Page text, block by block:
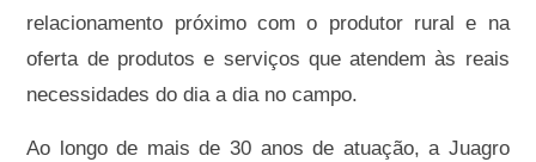
relacionamento próximo com o produtor rural e na
oferta de produtos e serviços que atendem às reais
necessidades do dia a dia no campo.
Ao longo de mais de 30 anos de atuação, a Juagro